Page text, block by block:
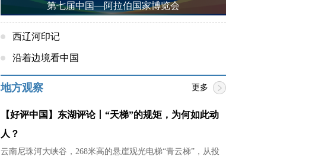
第七届中国—阿拉伯国家博览会
西辽河印记
沿着边境看中国
地方观察 更多
【好评中国】东湖评论丨“天梯”的规矩，为何如此动
人？
云南尼珠河大峡谷，268米高的悬崖观光电梯“青云梯”，从投